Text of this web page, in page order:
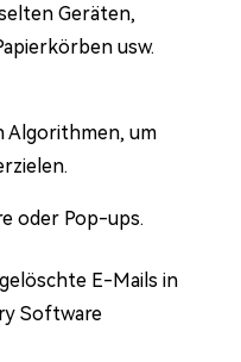
Geräten,
usw.
Algorithmen, um
oder Pop-ups.
E-Mails in
Software